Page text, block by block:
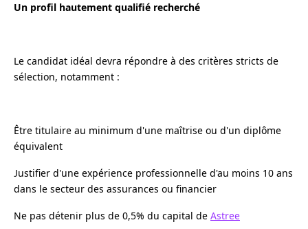
Un profil hautement qualifié recherché
Le candidat idéal devra répondre à des critères stricts de
sélection, notamment :
Être titulaire au minimum d'une maîtrise ou d'un diplôme
équivalent
Justifier d'une expérience professionnelle d'au moins 10 ans
dans le secteur des assurances ou financier
Ne pas détenir plus de 0,5% du capital de Astree